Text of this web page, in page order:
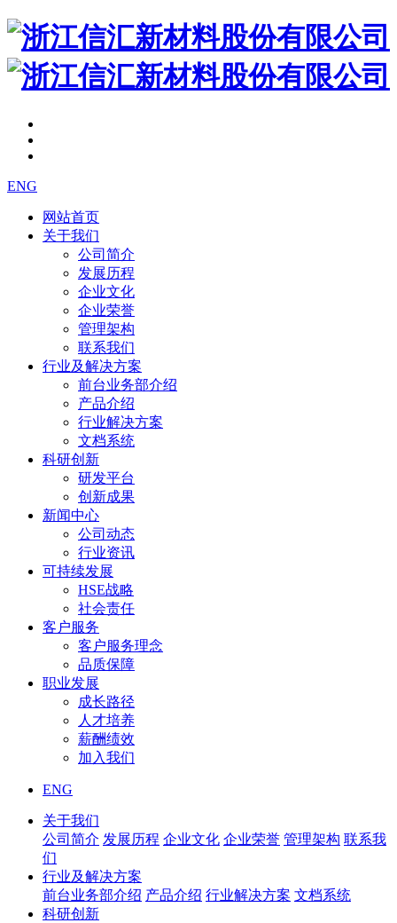
ENG
网站首页
关于我们
公司简介
发展历程
企业文化
企业荣誉
管理架构
联系我们
行业及解决方案
前台业务部介绍
产品介绍
行业解决方案
文档系统
科研创新
研发平台
创新成果
新闻中心
公司动态
行业资讯
可持续发展
HSE战略
社会责任
客户服务
客户服务理念
品质保障
职业发展
成长路径
人才培养
薪酬绩效
加入我们
ENG
关于我们
公司简介 发展历程 企业文化 企业荣誉 管理架构 联系我
们
行业及解决方案
前台业务部介绍 产品介绍 行业解决方案 文档系统
科研创新